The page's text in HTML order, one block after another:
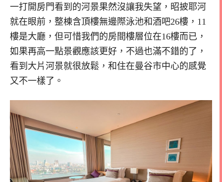
一打開房門看到的河景果然沒讓我失望，昭披耶河
就在眼前，整棟含頂樓無邊際泳池和酒吧26樓，11
樓是大廳，但可惜我們的房間樓層位在16樓而已，
如果再高一點景觀應該更好，不過也滿不錯的了，
看到大片河景就很放鬆，和住在曼谷市中心的感覺
又不一樣了。